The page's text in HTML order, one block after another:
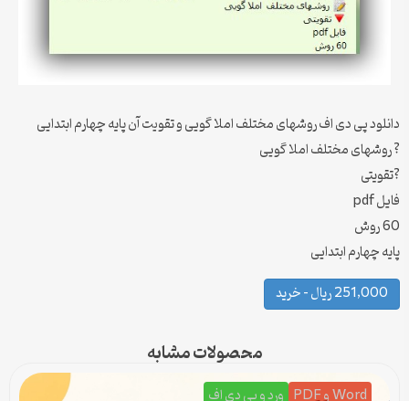
دانلود پی دی اف روشهای مختلف املا گویی و تقویت آن پایه چهارم ابتدایی
? روشهای مختلف املا گویی
?تقویتی
فایل pdf
60 روش
پایه چهارم ابتدایی
251,000 ریال – خرید
محصولات مشابه
Word و PDF ورد و پی دی اف